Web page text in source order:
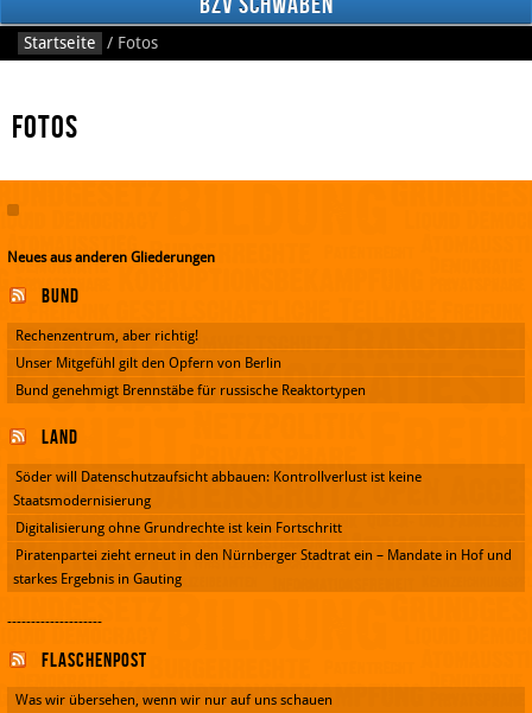
Facebook
Startseite / Fotos
Fotos
Neues aus anderen Gliederungen
Bund
Rechenzentrum, aber richtig!
Unser Mitgefühl gilt den Opfern von Berlin
Bund genehmigt Brennstäbe für russische Reaktortypen
Land
Söder will Datenschutzaufsicht abbauen: Kontrollverlust ist keine
Staatsmodernisierung
Digitalisierung ohne Grundrechte ist kein Fortschritt
Piratenpartei zieht erneut in den Nürnberger Stadtrat ein – Mandate in Hof und
starkes Ergebnis in Gauting
--------------------
Flaschenpost
Was wir übersehen, wenn wir nur auf uns schauen